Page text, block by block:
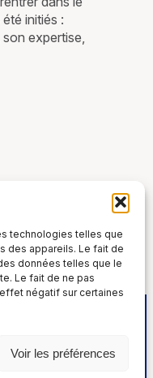
technologies telles que
des appareils. Le fait de
données telles que le
Le fait de ne pas
négatif sur certaines
Voir les préférences
initiés :
expertise,
et Cookies